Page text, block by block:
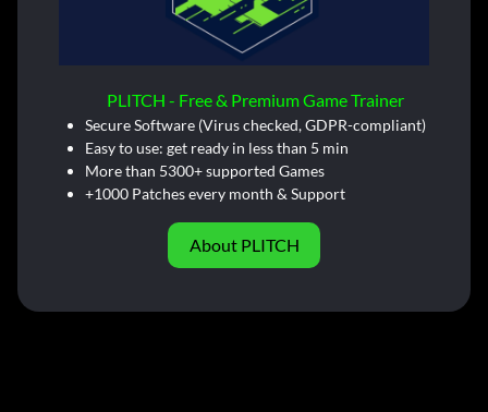
PLITCH - Free & Premium Game Trainer
Secure Software (Virus checked, GDPR-compliant)
Easy to use: get ready in less than 5 min
More than 5300+ supported Games
+1000 Patches every month & Support
About PLITCH